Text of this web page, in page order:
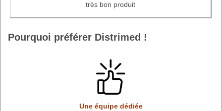
très bon produit
Pourquoi préférer Distrimed !
Une équipe dédiée